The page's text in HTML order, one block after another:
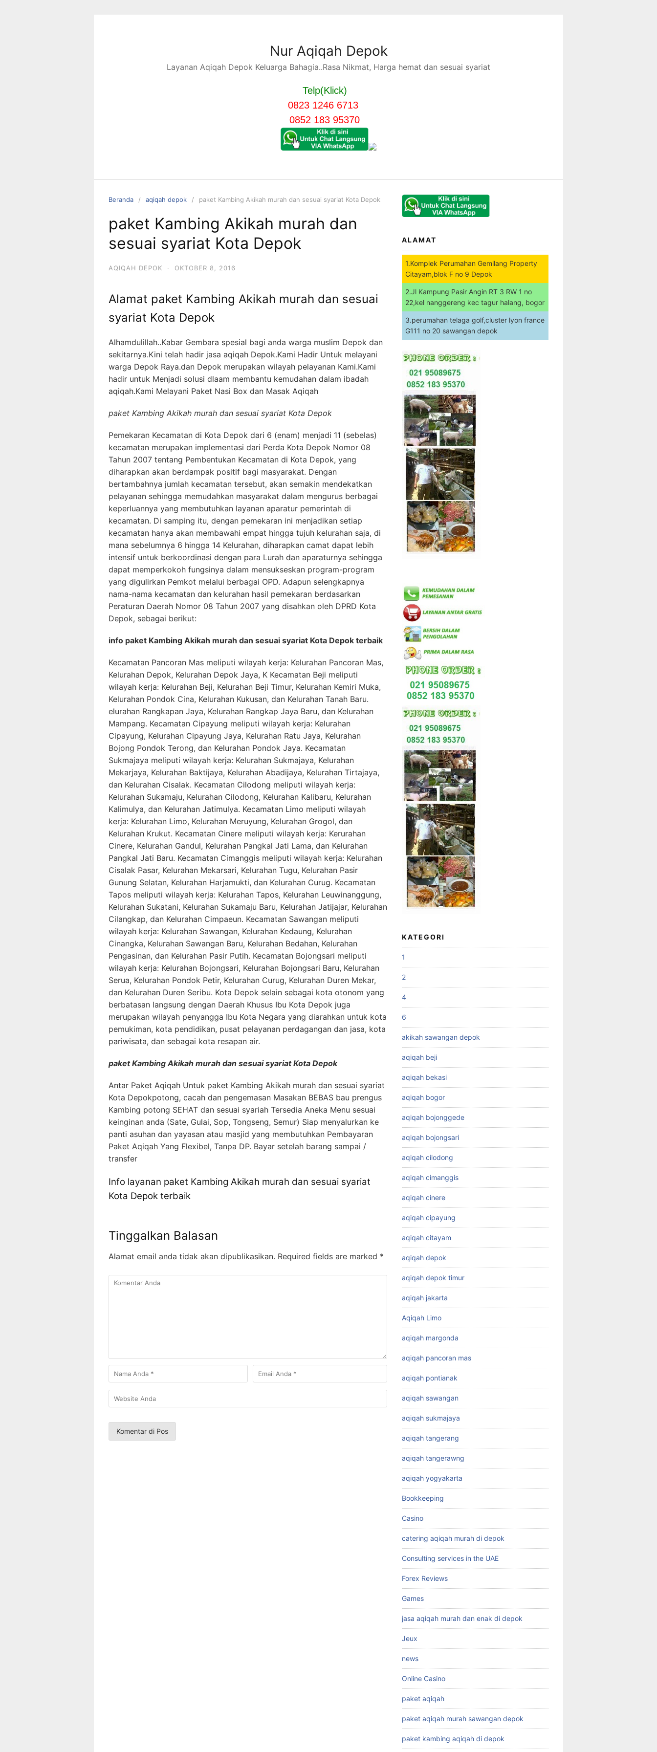
Nur Aqiqah Depok
Layanan Aqiqah Depok Keluarga Bahagia..Rasa Nikmat, Harga hemat dan sesuai syariat
Telp(Klick)
0823 1246 6713
0852 183 95370
Beranda aqiqah depok paket Kambing Akikah murah dan sesuai syariat Kota Depok
paket Kambing Akikah murah dan
sesuai syariat Kota Depok
AQIQAH DEPOK · OKTOBER 8, 2016
Alamat paket Kambing Akikah murah dan sesuai
syariat Kota Depok
Alhamdulillah..Kabar Gembara spesial bagi anda warga muslim Depok dan
sekitarnya.Kini telah hadir jasa aqiqah Depok.Kami Hadir Untuk melayani
warga Depok Raya.dan Depok merupakan wilayah pelayanan Kami.Kami
hadir untuk Menjadi solusi dlaam membantu kemudahan dalam ibadah
aqiqah.Kami Melayani Paket Nasi Box dan Masak Aqiqah
paket Kambing Akikah murah dan sesuai syariat Kota Depok
Pemekaran Kecamatan di Kota Depok dari 6 (enam) menjadi 11 (sebelas)
kecamatan merupakan implementasi dari Perda Kota Depok Nomor 08
Tahun 2007 tentang Pembentukan Kecamatan di Kota Depok, yang
diharapkan akan berdampak positif bagi masyarakat. Dengan
bertambahnya jumlah kecamatan tersebut, akan semakin mendekatkan
pelayanan sehingga memudahkan masyarakat dalam mengurus berbagai
keperluannya yang membutuhkan layanan aparatur pemerintah di
kecamatan. Di samping itu, dengan pemekaran ini menjadikan setiap
kecamatan hanya akan membawahi empat hingga tujuh kelurahan saja, di
mana sebelumnya 6 hingga 14 Kelurahan, diharapkan camat dapat lebih
intensif untuk berkoordinasi dengan para Lurah dan aparaturnya sehingga
dapat memperkokoh fungsinya dalam mensukseskan program-program
yang digulirkan Pemkot melalui berbagai OPD. Adapun selengkapnya
nama-nama kecamatan dan kelurahan hasil pemekaran berdasarkan
Peraturan Daerah Nomor 08 Tahun 2007 yang disahkan oleh DPRD Kota
Depok, sebagai berikut:
info paket Kambing Akikah murah dan sesuai syariat Kota Depok terbaik
Kecamatan Pancoran Mas meliputi wilayah kerja: Kelurahan Pancoran Mas,
Kelurahan Depok, Kelurahan Depok Jaya, K Kecamatan Beji meliputi
wilayah kerja: Kelurahan Beji, Kelurahan Beji Timur, Kelurahan Kemiri Muka,
Kelurahan Pondok Cina, Kelurahan Kukusan, dan Kelurahan Tanah Baru.
elurahan Rangkapan Jaya, Kelurahan Rangkap Jaya Baru, dan Kelurahan
Mampang. Kecamatan Cipayung meliputi wilayah kerja: Kelurahan
Cipayung, Kelurahan Cipayung Jaya, Kelurahan Ratu Jaya, Kelurahan
Bojong Pondok Terong, dan Kelurahan Pondok Jaya. Kecamatan
Sukmajaya meliputi wilayah kerja: Kelurahan Sukmajaya, Kelurahan
Mekarjaya, Kelurahan Baktijaya, Kelurahan Abadijaya, Kelurahan Tirtajaya,
dan Kelurahan Cisalak. Kecamatan Cilodong meliputi wilayah kerja:
Kelurahan Sukamaju, Kelurahan Cilodong, Kelurahan Kalibaru, Kelurahan
Kalimulya, dan Kelurahan Jatimulya. Kecamatan Limo meliputi wilayah
kerja: Kelurahan Limo, Kelurahan Meruyung, Kelurahan Grogol, dan
Kelurahan Krukut. Kecamatan Cinere meliputi wilayah kerja: Kerurahan
Cinere, Kelurahan Gandul, Kelurahan Pangkal Jati Lama, dan Kelurahan
Pangkal Jati Baru. Kecamatan Cimanggis meliputi wilayah kerja: Kelurahan
Cisalak Pasar, Kelurahan Mekarsari, Kelurahan Tugu, Kelurahan Pasir
Gunung Selatan, Kelurahan Harjamukti, dan Kelurahan Curug. Kecamatan
Tapos meliputi wilayah kerja: Kelurahan Tapos, Kelurahan Leuwinanggung,
Kelurahan Sukatani, Kelurahan Sukamaju Baru, Kelurahan Jatijajar, Kelurahan
Cilangkap, dan Kelurahan Cimpaeun. Kecamatan Sawangan meliputi
wilayah kerja: Kelurahan Sawangan, Kelurahan Kedaung, Kelurahan
Cinangka, Kelurahan Sawangan Baru, Kelurahan Bedahan, Kelurahan
Pengasinan, dan Kelurahan Pasir Putih. Kecamatan Bojongsari meliputi
wilayah kerja: Kelurahan Bojongsari, Kelurahan Bojongsari Baru, Kelurahan
Serua, Kelurahan Pondok Petir, Kelurahan Curug, Kelurahan Duren Mekar,
dan Kelurahan Duren Seribu. Kota Depok selain sebagai kota otonom yang
berbatasan langsung dengan Daerah Khusus Ibu Kota Depok juga
merupakan wilayah penyangga Ibu Kota Negara yang diarahkan untuk kota
pemukiman, kota pendidikan, pusat pelayanan perdagangan dan jasa, kota
pariwisata, dan sebagai kota resapan air.
paket Kambing Akikah murah dan sesuai syariat Kota Depok
Antar Paket Aqiqah Untuk paket Kambing Akikah murah dan sesuai syariat
Kota Depokpotong, cacah dan pengemasan Masakan BEBAS bau prengus
Kambing potong SEHAT dan sesuai syariah Tersedia Aneka Menu sesuai
keinginan anda (Sate, Gulai, Sop, Tongseng, Semur) Siap menyalurkan ke
panti asuhan dan yayasan atau masjid yang membutuhkan Pembayaran
Paket Aqiqah Yang Flexibel, Tanpa DP. Bayar setelah barang sampai /
transfer
Info layanan paket Kambing Akikah murah dan sesuai syariat
Kota Depok terbaik
Tinggalkan Balasan
Alamat email anda tidak akan dipublikasikan. Required fields are marked *
ALAMAT
1.Komplek Perumahan Gemilang Property
Citayam,blok F no 9 Depok
2.Jl Kampung Pasir Angin RT 3 RW 1 no
22,kel nanggereng kec tagur halang, bogor
3.perumahan telaga golf,cluster lyon france
G111 no 20 sawangan depok
KATEGORI
1
2
4
6
akikah sawangan depok
aqiqah beji
aqiqah bekasi
aqiqah bogor
aqiqah bojonggede
aqiqah bojongsari
aqiqah cilodong
aqiqah cimanggis
aqiqah cinere
aqiqah cipayung
aqiqah citayam
aqiqah depok
aqiqah depok timur
aqiqah jakarta
Aqiqah Limo
aqiqah margonda
aqiqah pancoran mas
aqiqah pontianak
aqiqah sawangan
aqiqah sukmajaya
aqiqah tangerang
aqiqah tangerawng
aqiqah yogyakarta
Bookkeeping
Casino
catering aqiqah murah di depok
Consulting services in the UAE
Forex Reviews
Games
jasa aqiqah murah dan enak di depok
Jeux
news
Online Casino
paket aqiqah
paket aqiqah murah sawangan depok
paket kambing aqiqah di depok